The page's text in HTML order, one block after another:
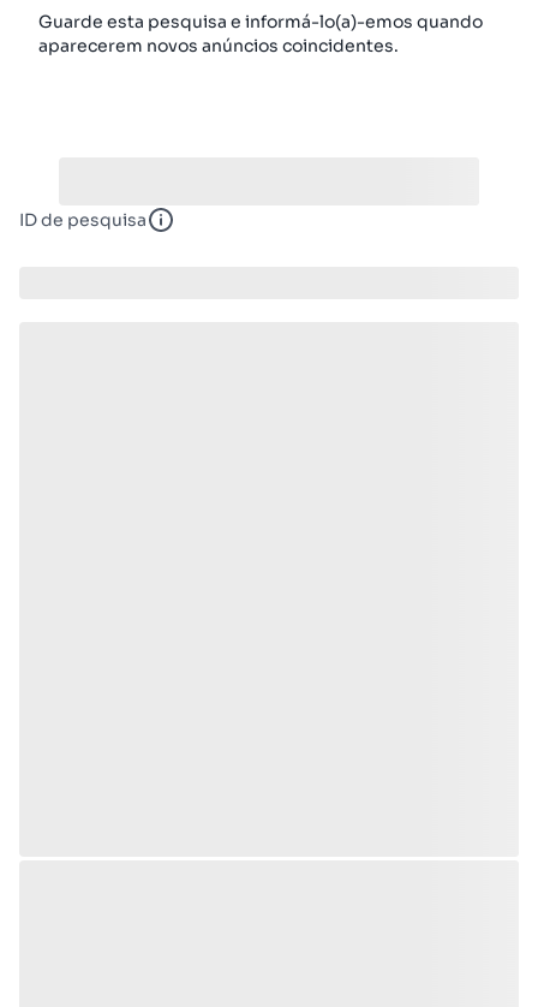
Guarde esta pesquisa e informá-lo(a)-emos quando
aparecerem novos anúncios coincidentes.
ID de pesquisa ID de pesquisa